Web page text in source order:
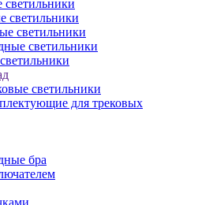
светильники
светильники
светильники
светильники
для трековых
бра